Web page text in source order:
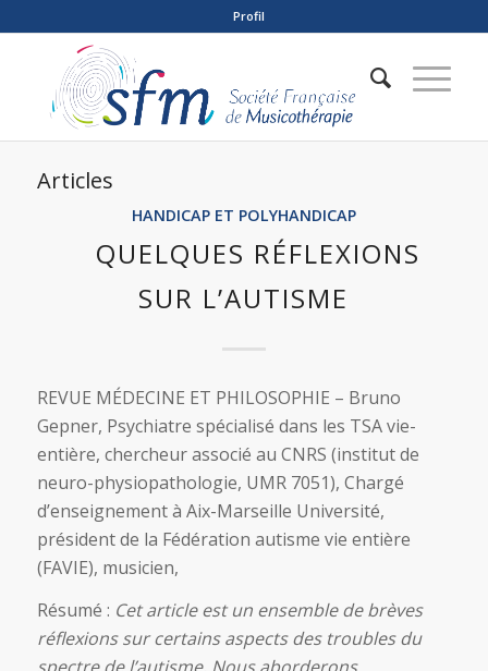
Profil
Articles
HANDICAP ET POLYHANDICAP
QUELQUES RÉFLEXIONS
SUR L’AUTISME
REVUE MÉDECINE ET PHILOSOPHIE – Bruno
Gepner, Psychiatre spécialisé dans les TSA vie-
entière, chercheur associé au CNRS (institut de
neuro-physiopathologie, UMR 7051), Chargé
d’enseignement à Aix-Marseille Université,
président de la Fédération autisme vie entière
(FAVIE), musicien,
Résumé : Cet article est un ensemble de brèves
réflexions sur certains aspects des troubles du